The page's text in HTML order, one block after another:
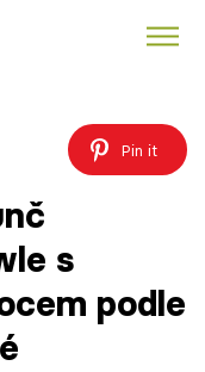
Pin it
s
podle